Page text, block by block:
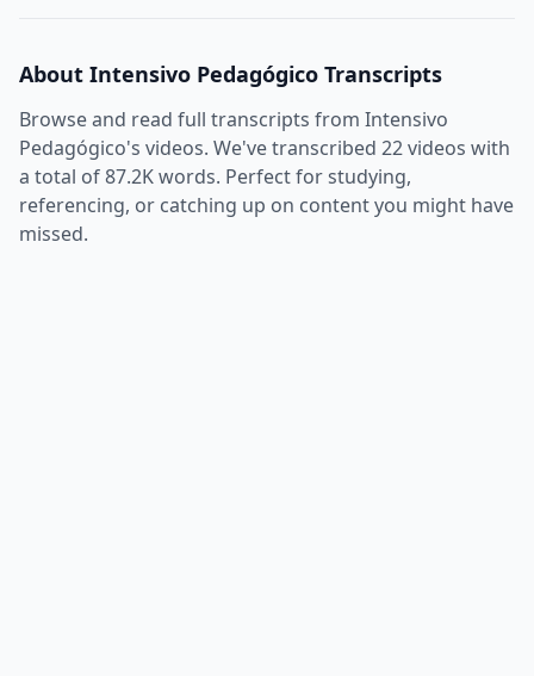
About Intensivo Pedagógico Transcripts
Browse and read full transcripts from Intensivo
Pedagógico's videos. We've transcribed 22videos with
a total of87.2Kwords. Perfect for studying,
referencing, or catching up on content you might have
missed.